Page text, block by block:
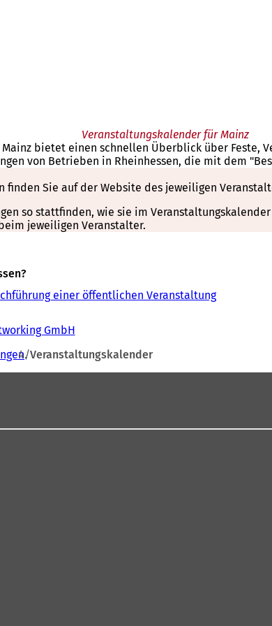
Veranstaltungskalender für Mainz
bietet einen schnellen Überblick über Feste,
von Betrieben in Rheinhessen, die mit dem
Sie auf der Website des jeweiligen
so stattfinden, wie sie im
jeweiligen Veranstalter.
einer öffentlichen Veranstaltung
GmbH
Veranstaltungskalender